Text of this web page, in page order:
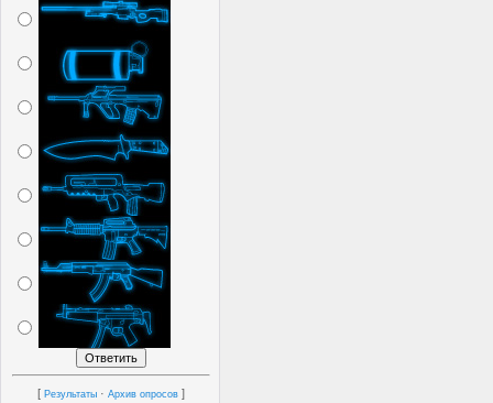
[ Результаты · Архив опросов ]